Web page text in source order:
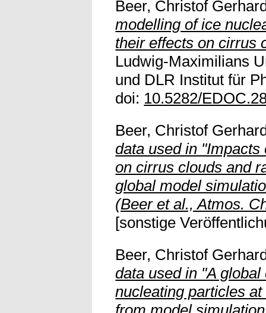
Beer, Christof
modelling of ice
their effects on cirrus
Ludwig-Maximilians
und DLR Institut für
doi: 10.5282/
Beer, Christof
data used in
on cirrus clouds and
global model
(Beer et al., Atmos.
[sonstige
Beer, Christof
data used in "A
nucleating particles